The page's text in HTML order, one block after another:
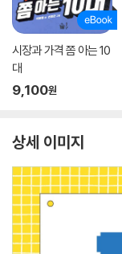
시장과 가격 쫌 아는 10
대
9,100원
상세 이미지